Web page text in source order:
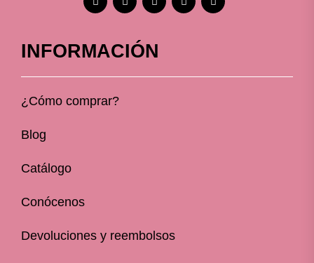
INFORMACIÓN
¿Cómo comprar?
Blog
Catálogo
Conócenos
Devoluciones y reembolsos